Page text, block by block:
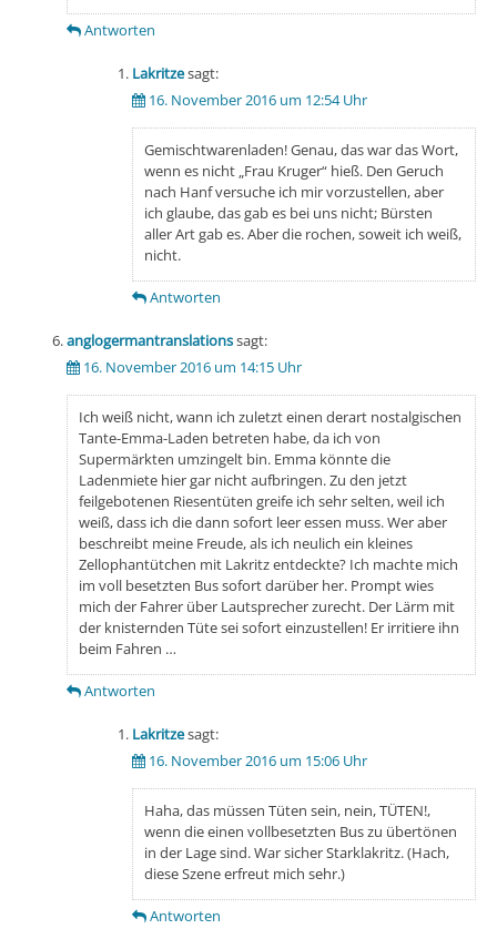
Antworten
Lakritzesagt:
16. November 2016 um 12:54 Uhr
Gemischtwarenladen! Genau, das war das Wort,
wenn es nicht „Frau Kruger“ hieß. Den Geruch
nach Hanf versuche ich mir vorzustellen, aber
ich glaube, das gab es bei uns nicht; Bürsten
aller Art gab es. Aber die rochen, soweit ich weiß,
nicht.
Antworten
anglogermantranslationssagt:
16. November 2016 um 14:15 Uhr
Ich weiß nicht, wann ich zuletzt einen derart nostalgischen
Tante-Emma-Laden betreten habe, da ich von
Supermärkten umzingelt bin. Emma könnte die
Ladenmiete hier gar nicht aufbringen. Zu den jetzt
feilgebotenen Riesentüten greife ich sehr selten, weil ich
weiß, dass ich die dann sofort leer essen muss. Wer aber
beschreibt meine Freude, als ich neulich ein kleines
Zellophantütchen mit Lakritz entdeckte? Ich machte mich
im voll besetzten Bus sofort darüber her. Prompt wies
mich der Fahrer über Lautsprecher zurecht. Der Lärm mit
der knisternden Tüte sei sofort einzustellen! Er irritiere ihn
beim Fahren …
Antworten
Lakritzesagt:
16. November 2016 um 15:06 Uhr
Haha, das müssen Tüten sein, nein, TÜTEN!,
wenn die einen vollbesetzten Bus zu übertönen
in der Lage sind. War sicher Starklakritz. (Hach,
diese Szene erfreut mich sehr.)
Antworten